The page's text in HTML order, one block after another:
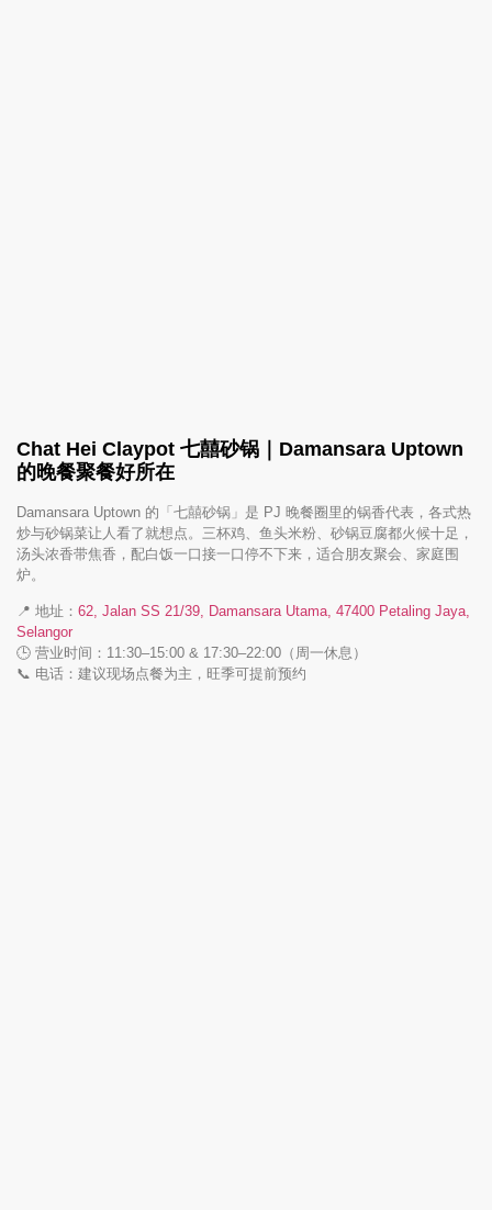
Chat Hei Claypot 七囍砂锅｜Damansara Uptown
的晚餐聚餐好所在
Damansara Uptown 的「七囍砂锅」是 PJ 晚餐圈里的锅香代表，各式热
炒与砂锅菜让人看了就想点。三杯鸡、鱼头米粉、砂锅豆腐都火候十足，
汤头浓香带焦香，配白饭一口接一口停不下来，适合朋友聚会、家庭围
炉。
📍 地址： 62, Jalan SS 21/39, Damansara Utama, 47400 Petaling Jaya,
Selangor
🕒 营业时间：11:30–15:00 & 17:30–22:00（周一休息）
📞 电话：建议现场点餐为主，旺季可提前预约